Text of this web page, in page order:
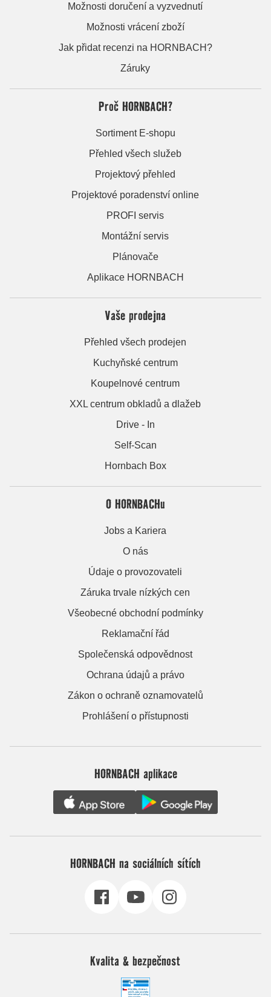
Možnosti doručení a vyzvednutí
Možnosti vrácení zboží
Jak přidat recenzi na HORNBACH?
Záruky
Proč HORNBACH?
Sortiment E-shopu
Přehled všech služeb
Projektový přehled
Projektové poradenství online
PROFI servis
Montážní servis
Plánovače
Aplikace HORNBACH
Vaše prodejna
Přehled všech prodejen
Kuchyňské centrum
Koupelnové centrum
XXL centrum obkladů a dlažeb
Drive - In
Self-Scan
Hornbach Box
O HORNBACHu
Jobs a Kariera
O nás
Údaje o provozovateli
Záruka trvale nízkých cen
Všeobecné obchodní podmínky
Reklamační řád
Společenská odpovědnost
Ochrana údajů a právo
Zákon o ochraně oznamovatelů
Prohlášení o přístupnosti
HORNBACH aplikace
HORNBACH na sociálních sítích
Kvalita & bezpečnost